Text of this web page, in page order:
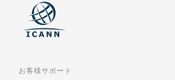
お客様サポート